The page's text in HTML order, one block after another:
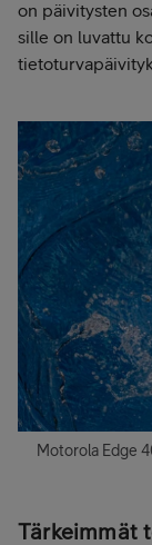
on päivitysten
sille on luvattu
Motorola Edge
Tärkeimmät